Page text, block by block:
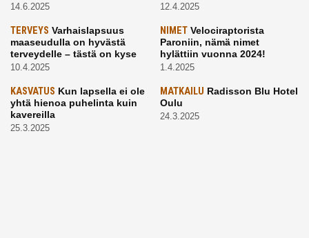
14.6.2025 12.4.2025
TERVEYS Varhaislapsuus
maaseudulla on hyvästä
terveydelle – tästä on kyse
10.4.2025
NIMETVelociraptorista
Paroniin, nämä nimet
hylättiin vuonna 2024!
1.4.2025
KASVATUS Kun lapsella ei ole
yhtä hienoa puhelinta kuin
kavereilla
25.3.2025
MATKAILU Radisson Blu Hotel
Oulu
24.3.2025